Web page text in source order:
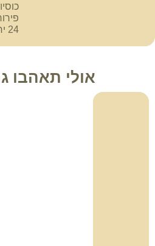
24 יחידות במגש
אולי תאהבו